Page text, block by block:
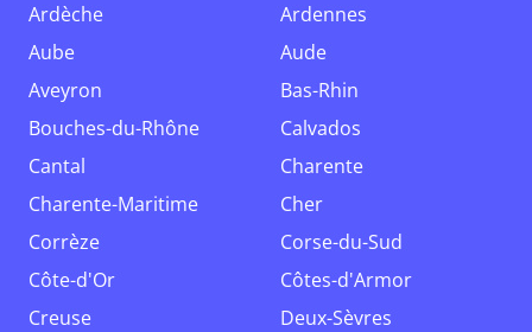
Ardèche
Ardennes
Aube
Aude
Aveyron
Bas-Rhin
Bouches-du-Rhône
Calvados
Cantal
Charente
Charente-Maritime
Cher
Corrèze
Corse-du-Sud
Côte-d'Or
Côtes-d'Armor
Creuse
Deux-Sèvres